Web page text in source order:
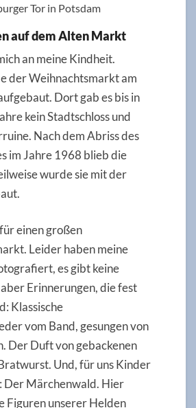
Tor in Potsdam
auf dem Alten Markt
an meine Kindheit.
der Weihnachtsmarkt am
Dort gab es bis in
kein Stadtschloss und
Nach dem Abriss des
im Jahre 1968 blieb die
wurde sie mit der
einen großen
Leider haben meine
es gibt keine
Erinnerungen, die fest
Klassische
vom Band, gesungen von
Der Duft von gebackenen
Und, für uns Kinder
Der Märchenwald. Hier
Figuren unserer Helden